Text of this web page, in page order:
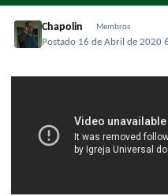
Chapolin Membros
Postado 16 de Abril de 2020